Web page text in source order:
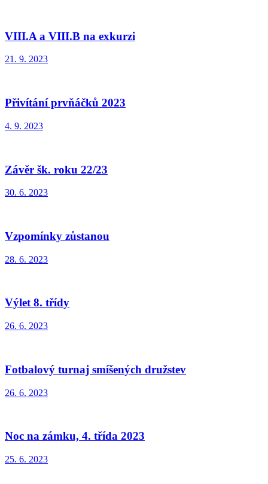
VIII.A a VIII.B na exkurzi
21. 9. 2023
Přivítání prvňáčků 2023
4. 9. 2023
Závěr šk. roku 22/23
30. 6. 2023
Vzpomínky zůstanou
28. 6. 2023
Výlet 8. třídy
26. 6. 2023
Fotbalový turnaj smíšených družstev
26. 6. 2023
Noc na zámku, 4. třída 2023
25. 6. 2023